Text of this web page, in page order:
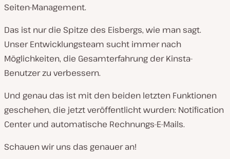
Seiten-Management.
Das ist nur die Spitze des Eisbergs, wie man sagt.
Unser Entwicklungsteam sucht immer nach
Möglichkeiten, die Gesamterfahrung der Kinsta-
Benutzer zu verbessern.
Und genau das ist mit den beiden letzten Funktionen
geschehen, die jetzt veröffentlicht wurden: Notification
Center und automatische Rechnungs-E-Mails.
Schauen wir uns das genauer an!